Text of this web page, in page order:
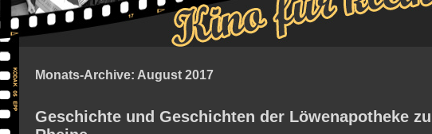
Monats-Archive: August 2017
Geschichte und Geschichten der Löwenapotheke zu